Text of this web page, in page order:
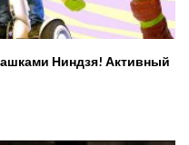
Ниндзя! Активный